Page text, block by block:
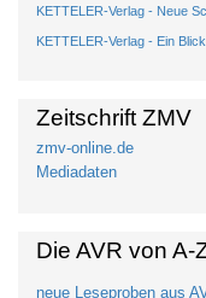
KETTELER-Verlag - Neue
KETTELER-Verlag - Ein
Zeitschrift ZMV
zmv-online.de
Mediadaten
Die AVR von A-
neue Leseproben aus